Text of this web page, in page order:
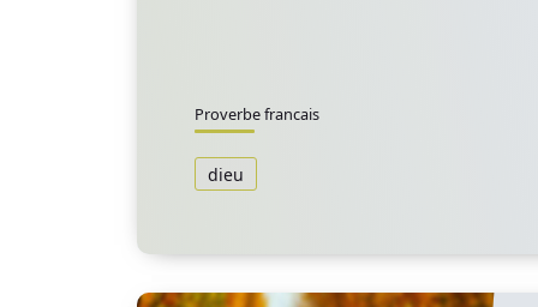
Proverbe francais
dieu